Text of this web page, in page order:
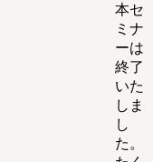
本セ
ミナ
ーは
終了
いた
しま
し
た。